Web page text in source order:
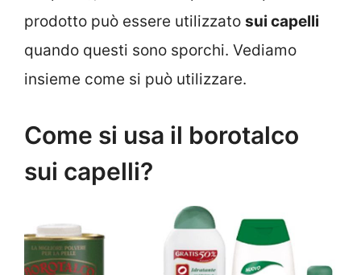
prodotto può essere utilizzato sui capelli
quando questi sono sporchi. Vediamo
insieme come si può utilizzare.
Come si usa il borotalco
sui capelli?